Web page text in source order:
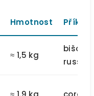
Hmotnost
≈ 1,5 kg
russell